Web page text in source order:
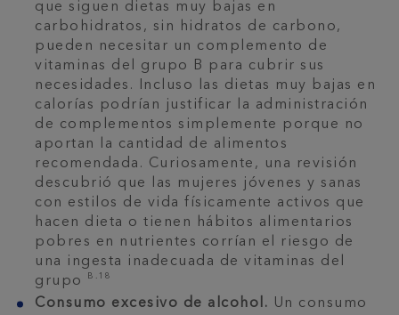
que siguen dietas muy bajas en
carbohidratos, sin hidratos de carbono,
pueden necesitar un complemento de
vitaminas del grupo B para cubrir sus
necesidades. Incluso las dietas muy bajas en
calorías podrían justificar la administración
de complementos simplemente porque no
aportan la cantidad de alimentos
recomendada. Curiosamente, una revisión
descubrió que las mujeres jóvenes y sanas
con estilos de vida físicamente activos que
hacen dieta o tienen hábitos alimentarios
pobres en nutrientes corrían el riesgo de
una ingesta inadecuada de vitaminas del
grupo
B.18
Consumo excesivo de alcohol. Un consumo